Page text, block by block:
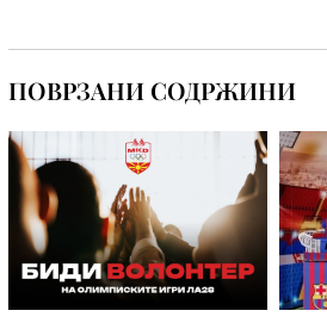
ПОВРЗАНИ СОДРЖИНИ